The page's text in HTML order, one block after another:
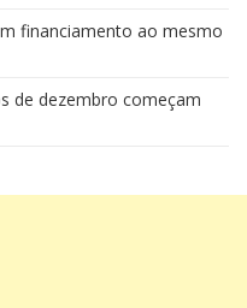
financiamento ao mesmo
de dezembro começam